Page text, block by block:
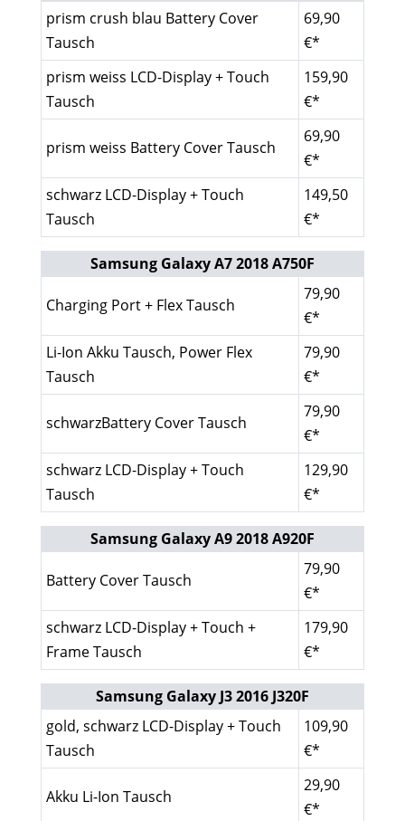
prism crush blau Battery Cover
Tausch
69,90
€*
prism weiss LCD-Display + Touch
Tausch
159,90
€*
prism weiss Battery Cover Tausch
69,90
€*
schwarz LCD-Display + Touch
Tausch
149,50
€*
Samsung Galaxy A7 2018 A750F
Charging Port + Flex Tausch
79,90
€*
Li-Ion Akku Tausch, Power Flex
Tausch
79,90
€*
schwarzBattery Cover Tausch
79,90
€*
schwarz LCD-Display + Touch
Tausch
129,90
€*
Samsung Galaxy A9 2018 A920F
Battery Cover Tausch
79,90
€*
schwarz LCD-Display + Touch +
Frame Tausch
179,90
€*
Samsung Galaxy J3 2016 J320F
gold, schwarz LCD-Display + Touch
Tausch
109,90
€*
Akku Li-Ion Tausch
29,90
€*